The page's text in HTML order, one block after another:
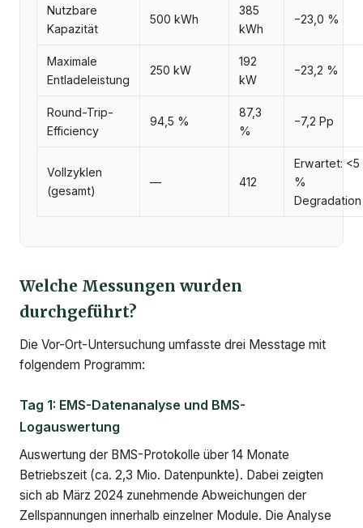
Nutzbare
Kapazität
500 kWh
385
kWh
−23,0 %
Maximale
Entladeleistung
250 kW
192
kW
−23,2 %
Round-Trip-
Efficiency
94,5 %
87,3
%
−7,2 Pp
Vollzyklen
(gesamt)
— 412
Erwartet: <5
%
Degradation
Welche Messungen wurden
durchgeführt?
Die Vor-Ort-Untersuchung umfasste drei Messtage mit
folgendem Programm:
Tag 1: EMS-Datenanalyse und BMS-
Logauswertung
Auswertung der BMS-Protokolle über 14 Monate
Betriebszeit (ca. 2,3 Mio. Datenpunkte). Dabei zeigten
sich ab März 2024 zunehmende Abweichungen der
Zellspannungen innerhalb einzelner Module. Die Analyse